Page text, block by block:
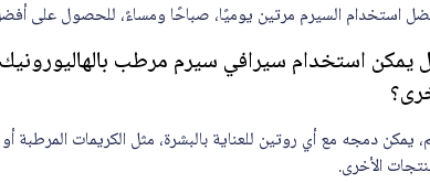
استخدام السيرم مرتين يوميًا، صباحًا ومساءً، للحصول على
يمكن دمجه مع أي روتين للعناية بالبشرة، مثل الكريمات
الأخرى.